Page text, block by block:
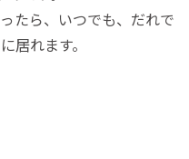
たら、いつでも、だれで
居れます。